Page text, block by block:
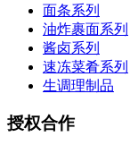
面条系列
油炸裹面系列
酱卤系列
速冻菜肴系列
生调理制品
授权合作